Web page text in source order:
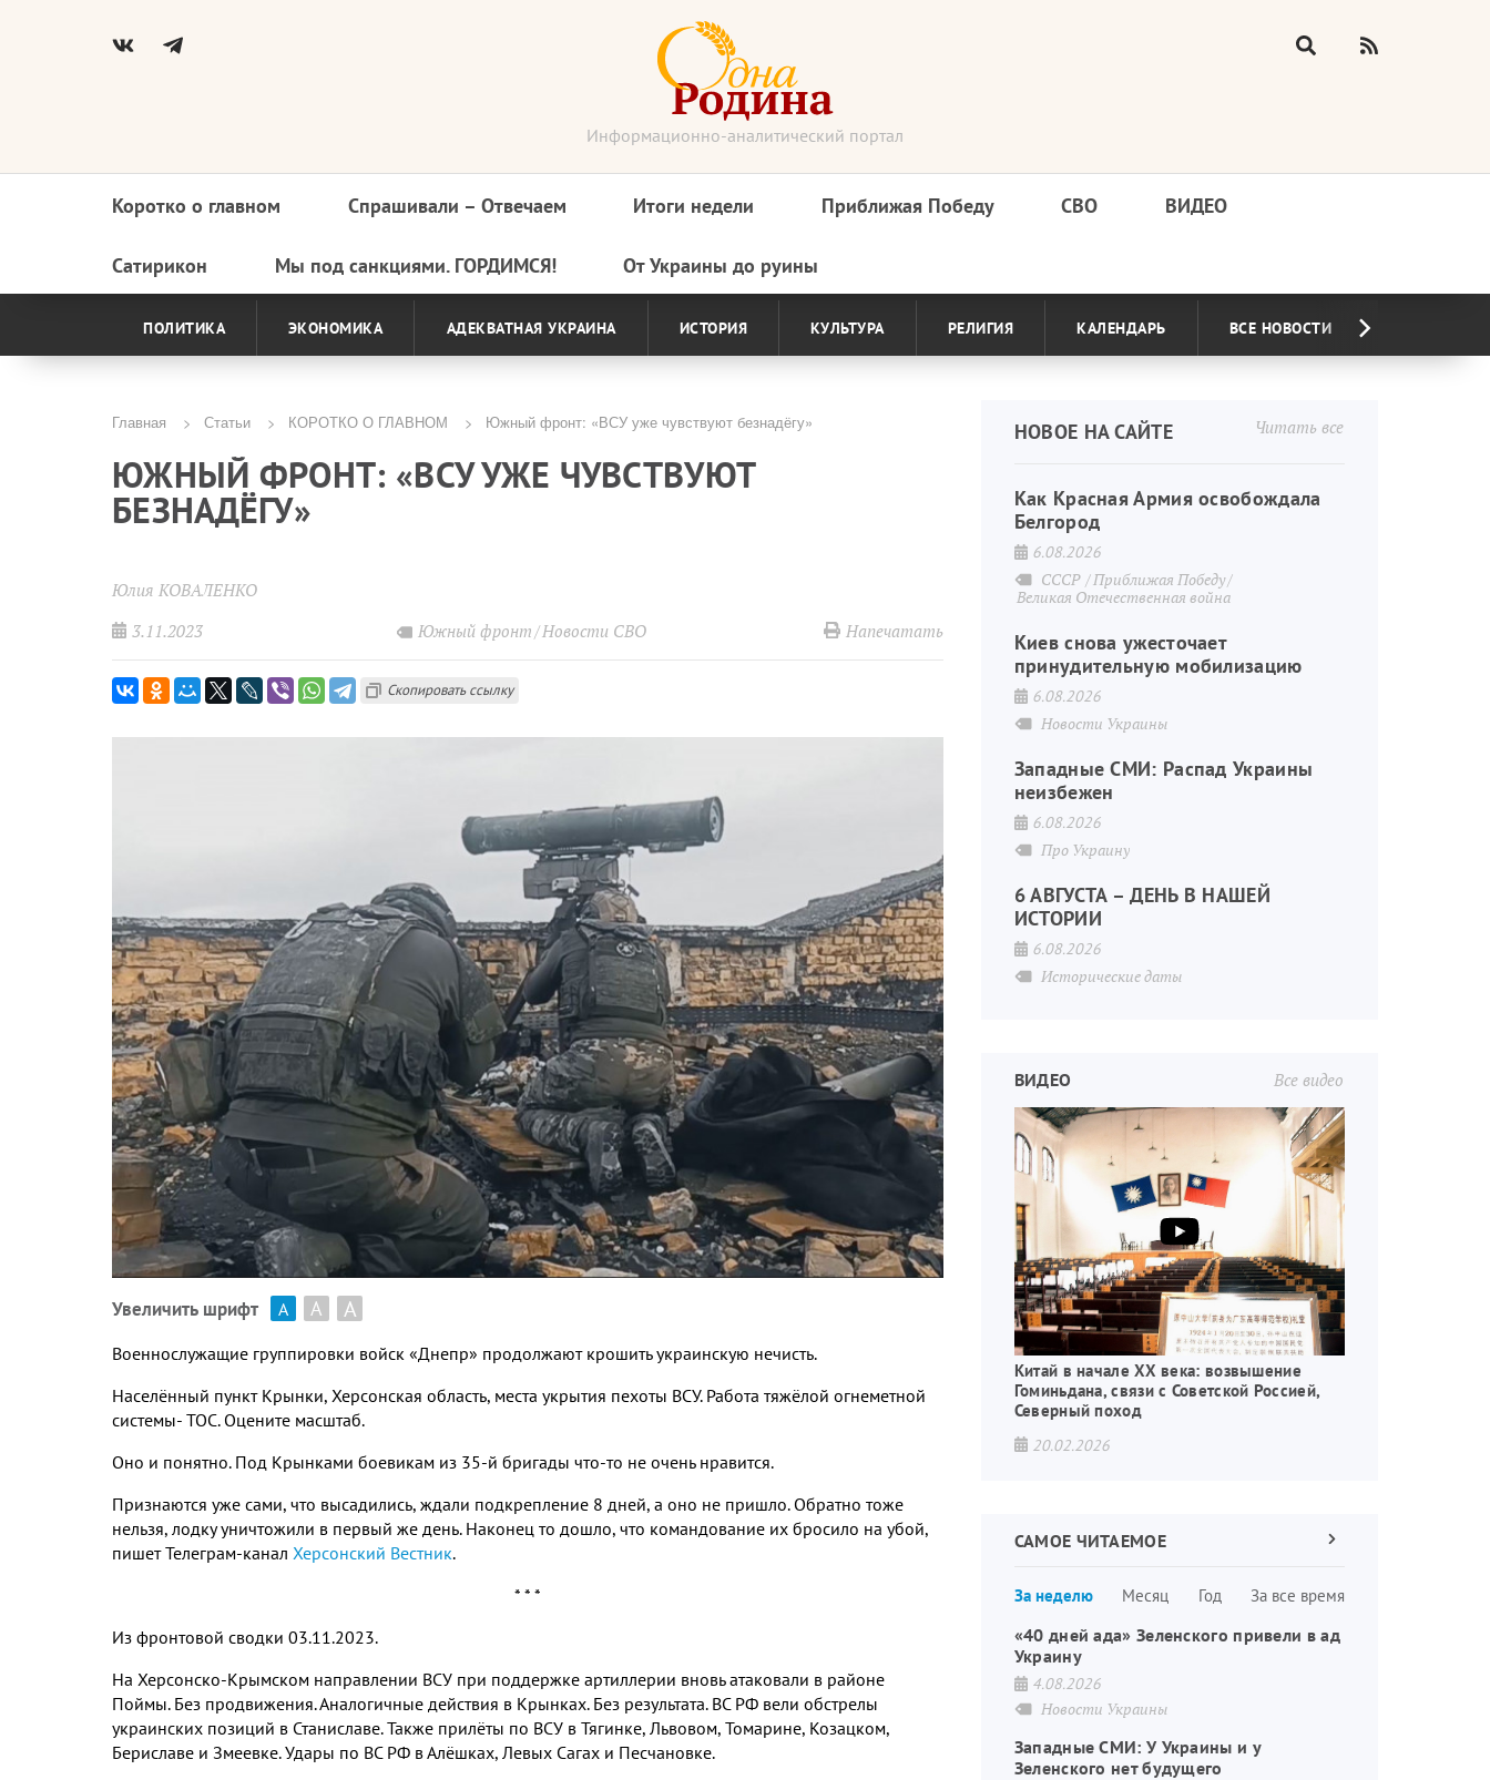
Информационно-аналитический портал
Основная
навигация
Коротко о главном Спрашивали – Отвечаем Итоги недели Приближая Победу СВО ВИДЕО
Сатирикон Мы под санкциями. ГОРДИМСЯ! От Украины до руины
ПОЛИТИКА ЭКОНОМИКА АДЕКВАТНАЯ УКРАИНА ИСТОРИЯ КУЛЬТУРА РЕЛИГИЯ КАЛЕНДАРЬ ВСЕ НОВОСТИ
Строка
навигации
Главная Статьи КОРОТКО О ГЛАВНОМ Южный фронт: «ВСУ уже чувствуют безнадёгу»
ЮЖНЫЙ ФРОНТ: «ВСУ УЖЕ ЧУВСТВУЮТ
БЕЗНАДЁГУ»
Юлия КОВАЛЕНКО
3.11.2023
Южный фронт Новости СВО Напечатать
Скопировать ссылку
Увеличить шрифт А А А
Военнослужащие группировки войск «Днепр» продолжают крошить украинскую нечисть.
Населённый пункт Крынки, Херсонская область, места укрытия пехоты ВСУ. Работа тяжёлой огнеметной
системы- ТОС. Оцените масштаб.
Оно и понятно. Под Крынками боевикам из 35-й бригады что-то не очень нравится.
Признаются уже сами, что высадились, ждали подкрепление 8 дней, а оно не пришло. Обратно тоже
нельзя, лодку уничтожили в первый же день. Наконец то дошло, что командование их бросило на убой,
пишет Телеграм-канал Херсонский Вестник.
* * *
Из фронтовой сводки 03.11.2023.
На Херсонско-Крымском направлении ВСУ при поддержке артиллерии вновь атаковали в районе
Поймы. Без продвижения. Аналогичные действия в Крынках. Без результата. ВС РФ вели обстрелы
украинских позиций в Станиславе. Также прилёты по ВСУ в Тягинке, Львовом, Томарине, Козацком,
Бериславе и Змеевке. Удары по ВС РФ в Алёшках, Левых Сагах и Песчановке.
Читать все
НОВОЕ НА САЙТЕ
Как Красная Армия освобождала
Белгород
6.08.2026
СССР Приближая Победу
Великая Отечественная война
Киев снова ужесточает
принудительную мобилизацию
6.08.2026
Новости Украины
Западные СМИ: Распад Украины
неизбежен
6.08.2026
Про Украину
6 АВГУСТА – ДЕНЬ В НАШЕЙ
ИСТОРИИ
6.08.2026
Исторические даты
Все видео
ВИДЕО
Китай в начале XX века: возвышение
Гоминьдана, связи с Советской Россией,
Северный поход
20.02.2026
САМОЕ ЧИТАЕМОЕ
За неделю Месяц Год За все времястраниц
Следующая
«40 дней ада» Зеленского привели в ад
Украину
4.08.2026
Новости Украины
Западные СМИ: У Украины и у
Зеленского нет будущего